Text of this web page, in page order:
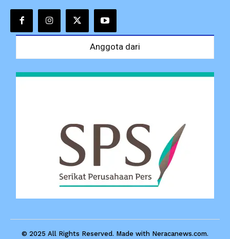
Anggota dari
© 2025 All Rights Reserved. Made with Neracanews.com.